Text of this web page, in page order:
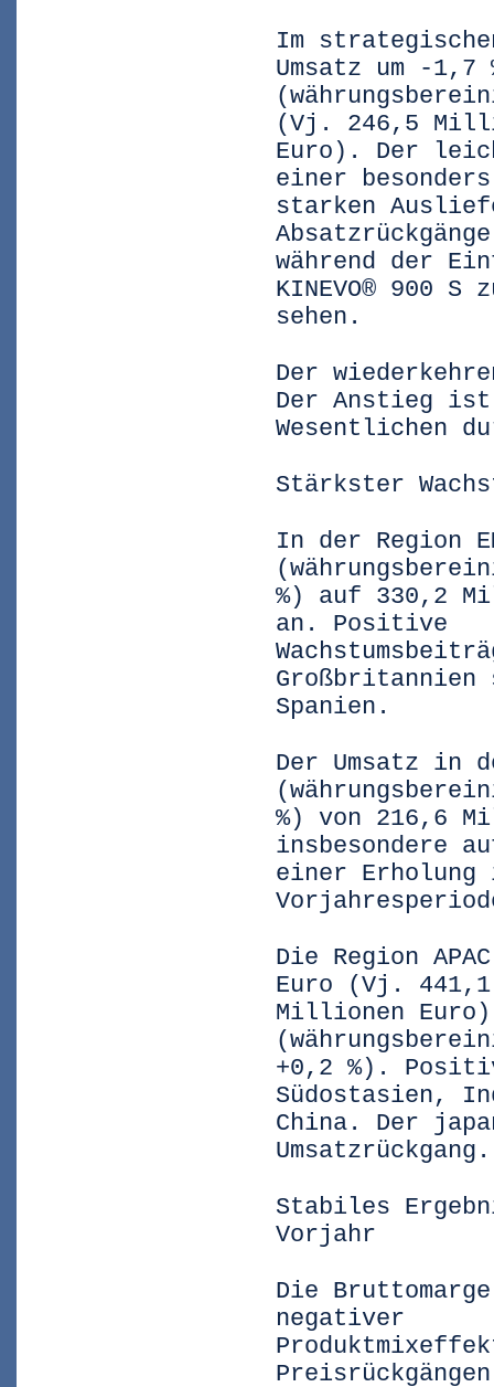
Im
Umsatz um -1,7
(Vj. 246,5
Euro). Der
einer besonders
starken
Absatzrückgänge
während der
KINEVO® 900 S
sehen.
Der
Der Anstieg
Wesentlichen
Stärkster
In der Region
%) auf 330,2
an. Positive
Großbritannien
Spanien.
Der Umsatz in
%) von 216,6
insbesondere
einer Erholung
Die Region
Euro (Vj. 441,1
Millionen Euro)
+0,2 %).
Südostasien,
China. Der
Umsatzrückgang.
Stabiles
Vorjahr
Die
negativer